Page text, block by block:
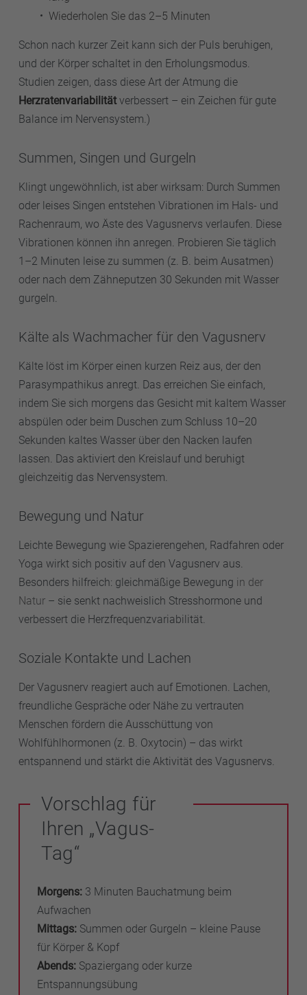
Wiederholen Sie das 2–5 Minuten
Schon nach kurzer Zeit kann sich der Puls beruhigen,
und der Körper schaltet in den Erholungsmodus.
Studien zeigen, dass diese Art der Atmung die
Herzratenvariabilitätverbessert – ein Zeichen für gute
Balance im Nervensystem.)
Summen, Singen und Gurgeln
Klingt ungewöhnlich, ist aber wirksam: Durch Summen
oder leises Singen entstehen Vibrationen im Hals- und
Rachenraum, wo Äste des Vagusnervs verlaufen. Diese
Vibrationen können ihn anregen. Probieren Sie täglich
1–2 Minuten leise zu summen (z. B. beim Ausatmen)
oder nach dem Zähneputzen 30 Sekunden mit Wasser
gurgeln.
Kälte als Wachmacher für den Vagusnerv
Kälte löst im Körper einen kurzen Reiz aus, der den
Parasympathikus anregt. Das erreichen Sie einfach,
indem Sie sich morgens das Gesicht mit kaltem Wasser
abspülen oder beim Duschen zum Schluss 10–20
Sekunden kaltes Wasser über den Nacken laufen
lassen. Das aktiviert den Kreislauf und beruhigt
gleichzeitig das Nervensystem.
Bewegung und Natur
Leichte Bewegung wie Spazierengehen, Radfahren oder
Yoga wirkt sich positiv auf den Vagusnerv aus.
Besonders hilfreich: gleichmäßige Bewegung in der
Natur – sie senkt nachweislich Stresshormone und
verbessert die Herzfrequenzvariabilität.
Soziale Kontakte und Lachen
Der Vagusnerv reagiert auch auf Emotionen. Lachen,
freundliche Gespräche oder Nähe zu vertrauten
Menschen fördern die Ausschüttung von
Wohlfühlhormonen (z. B. Oxytocin) – das wirkt
entspannend und stärkt die Aktivität des Vagusnervs.
Vorschlag für
Ihren „Vagus-
Tag“
Morgens: 3 Minuten Bauchatmung beim
Aufwachen
Mittags: Summen oder Gurgeln – kleine Pause
für Körper & Kopf
Abends: Spaziergang oder kurze
Entspannungsübung